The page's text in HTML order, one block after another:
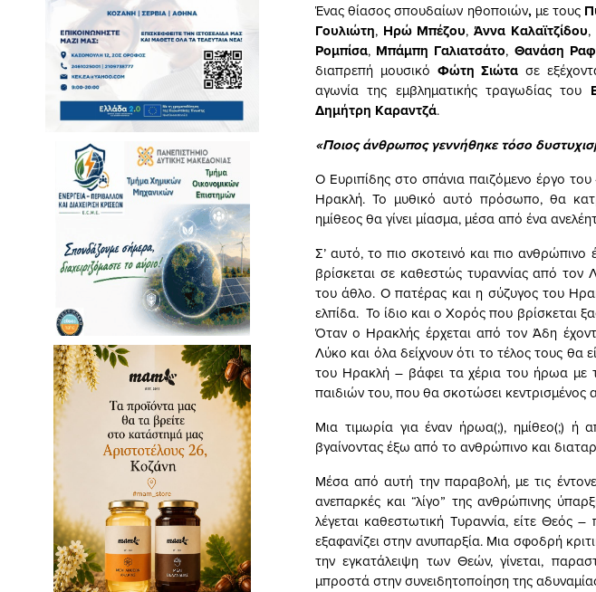
Ένας θίασος σπουδαίων ηθοποιών,με τους
Γουλιώτη, Ηρώ Μπέζου, Άννα Καλαϊτζίδου,
Ρομπίσα, Μπάμπη Γαλιατσάτο, Θανάση
διαπρεπή μουσικό Φώτη Σιώτα σε
αγωνία της εμβληματικής τραγωδίας του
Δημήτρη Καραντζά.
«Ποιος άνθρωπος γεννήθηκε τόσο
Ο Ευριπίδης στο σπάνια παιζόμενο έργο του
Ηρακλή. Το μυθικό αυτό πρόσωπο, θα
ημίθεος θα γίνει μίασμα, μέσα από ένα
Σ’ αυτό, το πιο σκοτεινό και πιο
βρίσκεται σε καθεστώς τυραννίας από
του άθλο. Ο πατέρας και η σύζυγος του
ελπίδα. Το ίδιο και ο Χορός που βρίσκεται
Όταν ο Ηρακλής έρχεται από τον Άδη
Λύκο και όλα δείχνουν ότι το τέλος τους θα
του Ηρακλή – βάφει τα χέρια του ήρωα με
παιδιών του, που θα σκοτώσει κεντρισμένος
Μια τιμωρία για έναν ήρωα(;), ημίθεο(;)
βγαίνοντας έξω από το ανθρώπινο και
Μέσα από αυτή την παραβολή, με τις
ανεπαρκές και “λίγο” της ανθρώπινης
λέγεται καθεστωτική Τυραννία, είτε Θεός
εξαφανίζει στην ανυπαρξία. Μια σφοδρή
την εγκατάλειψη των Θεών, γίνεται,
μπροστά στην συνειδητοποίηση της